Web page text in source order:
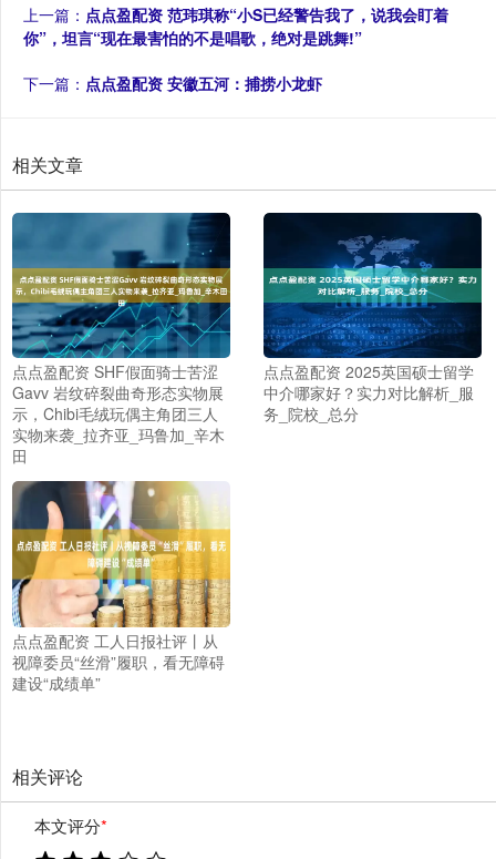
上一篇： 点点盈配资 范玮琪称“小S已经警告我了，说我会盯着
你”，坦言“现在最害怕的不是唱歌，绝对是跳舞!”
下一篇： 点点盈配资 安徽五河：捕捞小龙虾
相关文章
点点盈配资 SHF假面骑士苦涩
Gavv 岩纹碎裂曲奇形态实物展
示，Chibi毛绒玩偶主角团三人
实物来袭_拉齐亚_玛鲁加_辛木
田
点点盈配资 2025英国硕士留学
中介哪家好？实力对比解析_服
务_院校_总分
点点盈配资 工人日报社评丨从
视障委员“丝滑”履职，看无障碍
建设“成绩单”
相关评论
本文评分*